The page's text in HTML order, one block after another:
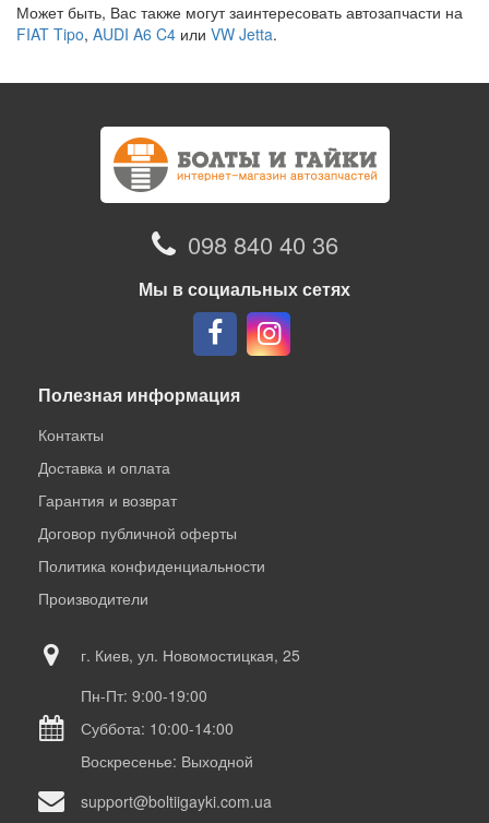
Может быть, Вас также могут заинтересовать автозапчасти на
FIAT Tipo, AUDI A6 C4 или VW Jetta.
098 840 40 36
Мы в социальных сетях
Полезная информация
Контакты
Доставка и оплата
Гарантия и возврат
Договор публичной оферты
Политика конфиденциальности
Производители
г. Киев, ул. Новомостицкая, 25
Пн-Пт: 9:00-19:00
Суббота: 10:00-14:00
Воскресенье: Выходной
support@boltiigayki.com.ua